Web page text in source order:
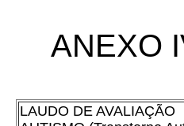
ANEXO
LAUDO DE AVALIAÇÃO